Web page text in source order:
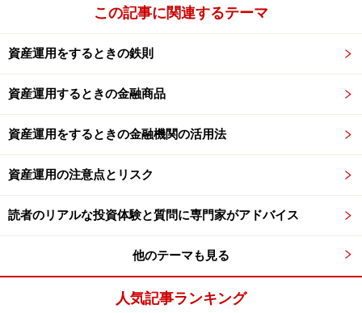
第一ライフグループ＜8750＞
第一ライフグループ＜8750＞は国内を代表する生命保険
会社です。国内だけでなく海外でも保険事業を展開し、
世界各国で収益基盤を広げています。
生命保険会社は、契約者から預かった保険料を長期間運
用しています。そのため、長期金利が上昇すると、新た
な運用資金をより高い利回りで運用できる可能性があり
ます。
もちろん保険販売や市場環境など、業績を左右する要因
は数多くあります。それでも、金利上昇局面では保険会
社全体が注目されやすく、金利の動きを投資のヒントと
この記事に関連するテーマ
資産運用をするときの鉄則
資産運用するときの金融商品
資産運用をするときの金融機関の活用法
資産運用の注意点とリスク
読者のリアルな投資体験と質問に専門家がアドバイス
他のテーマも見る
人気記事ランキング